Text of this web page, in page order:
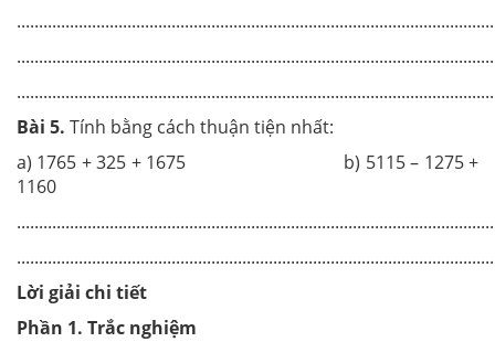
Bài 5. Tính bằng cách thuận tiện nhất:
a) 1765 + 325 + 1675 b) 5115 – 1275 +
1160
Lời giải chi tiết
Phần 1. Trắc nghiệm